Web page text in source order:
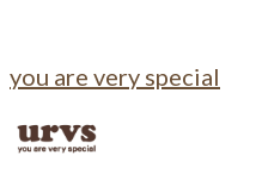
you are very special